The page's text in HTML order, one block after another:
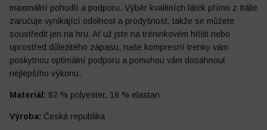
maximální pohodlí a podporu. Výběr kvalitních látek přímo z Itálie
zaručuje vynikající odolnost a prodyšnost, takže se můžete
soustředit jen na hru. Ať už jste na tréninkovém hřišti nebo
uprostřed důležitého zápasu, naše kompresní trenky vám
poskytnou optimální podporu a pomohou vám dosáhnout
nejlepšího výkonu.
Materiál: 82 % polyester, 18 % elastan
Výroba: Česká republika